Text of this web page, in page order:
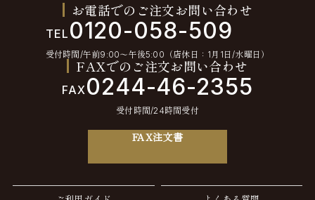
お電話でのご注文お問い合わせ
TEL 0120-058-509
受付時間/午前9:00〜午後5:00（店休日：1月1日/水曜日）
FAXでのご注文お問い合わせ
FAX0244-46-2355
受付時間/24時間受付
FAX注文書